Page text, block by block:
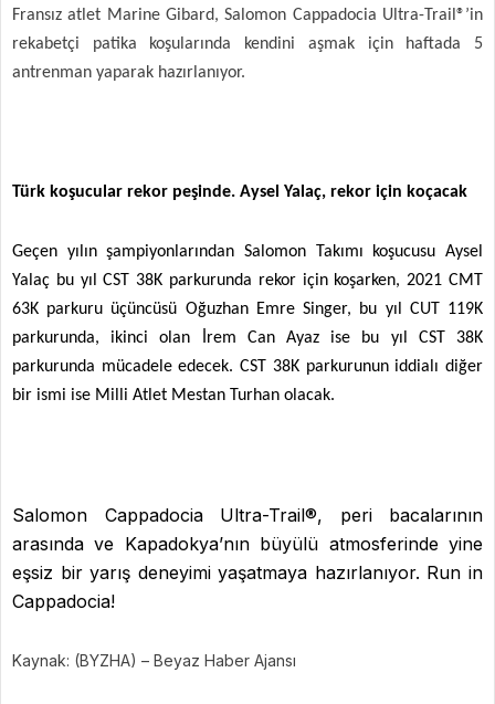
Fransız atlet Marine Gibard, Salomon Cappadocia Ultra-Trail®’in
rekabetçi patika koşularında kendini aşmak için haftada 5
antrenman yaparak hazırlanıyor.
Türk koşucular rekor peşinde. Aysel Yalaç, rekor için koçacak
Geçen yılın şampiyonlarından Salomon Takımı koşucusu Aysel
Yalaç bu yıl CST 38K parkurunda rekor için koşarken, 2021 CMT
63K parkuru üçüncüsü Oğuzhan Emre Singer, bu yıl CUT 119K
parkurunda, ikinci olan İrem Can Ayaz ise bu yıl CST 38K
parkurunda mücadele edecek. CST 38K parkurunun iddialı diğer
bir ismi ise Milli Atlet Mestan Turhan olacak.
Salomon Cappadocia Ultra-Trail®, peri bacalarının
arasında ve Kapadokya’nın büyülü atmosferinde yine
eşsiz bir yarış deneyimi yaşatmaya hazırlanıyor. Run in
Cappadocia!
Kaynak: (BYZHA) – Beyaz Haber Ajansı